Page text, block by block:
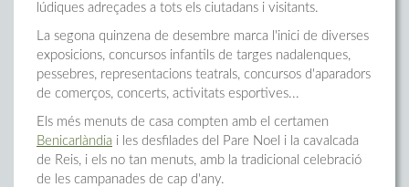
lúdiques adreçades a tots els ciutadans i visitants.
La segona quinzena de desembre marca l'inici de diverses
exposicions, concursos infantils de targes nadalenques,
pessebres, representacions teatrals, concursos d'aparadors
de comerços, concerts, activitats esportives...
Els més menuts de casa compten amb el certamen
Benicarlàndia i les desfilades del Pare Noel i la cavalcada
de Reis, i els no tan menuts, amb la tradicional celebració
de les campanades de cap d'any.